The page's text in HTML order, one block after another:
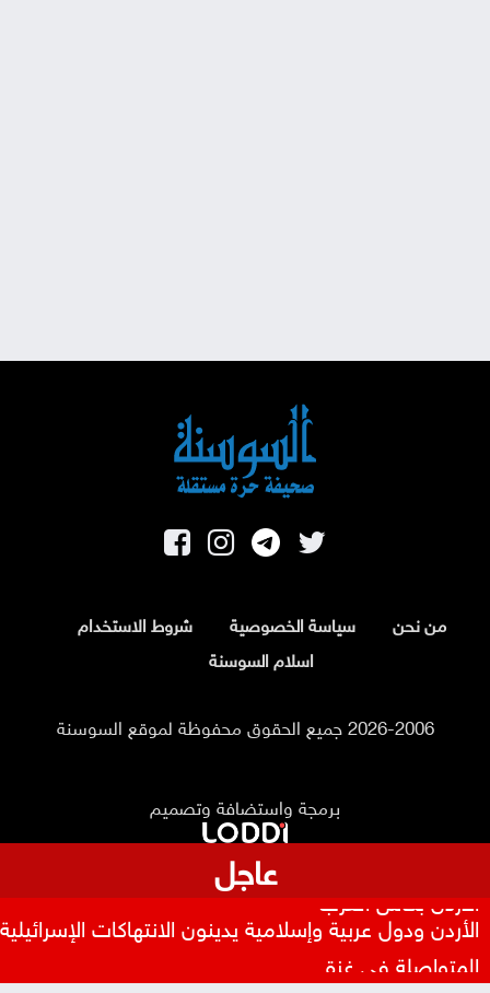
من نحن سياسة الخصوصية
شروط الاستخدام
اسلام السوسنة
2026-2006 جميع الحقوق محفوظة لموقع السوسنة
برمجة واستضافة وتصميم
عاجل
بعد 8 أشهر من التأخير .. فيفا يصرف مستحقات منتخب
الأردن بكأس العرب
الأردن ودول عربية وإسلامية يدينون الانتهاكات الإسرائيلية
المتواصلة في غزة